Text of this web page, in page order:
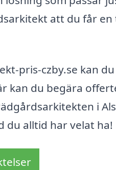
att du får
pris-czby.se kan
kan du begära
i
alltid har velat ha!